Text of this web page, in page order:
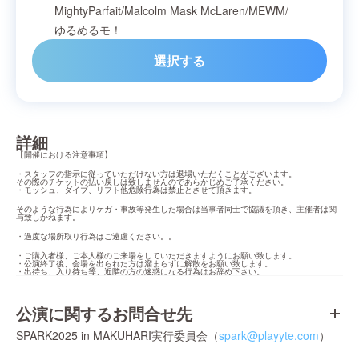
MightyParfait/Malcolm Mask McLaren/MEWM/
ゆるめるモ！
選択する
詳細
【開催における注意事項】
・スタッフの指示に従っていただけない方は退場いただくことがございます。
その際のチケットの払い戻しは致しませんのであらかじめご了承ください。
・モッシュ、ダイブ、リフト他危険行為は禁止とさせて頂きます。
そのような行為によりケガ・事故等発生した場合は当事者同士で協議を頂き、主催者は関
与致しかねます。
・過度な場所取り行為はご遠慮ください。。
・ご購入者様、ご本人様のご来場をしていただきますようにお願い致します。
・公演終了後、会場を出られた方は溜まらずに解散をお願い致します。
・出待ち、入り待ち等、近隣の方の迷惑になる行為はお辞め下さい。
公演に関するお問合せ先
SPARK2025 in MAKUHARI実行委員会（spark@playyte.com）